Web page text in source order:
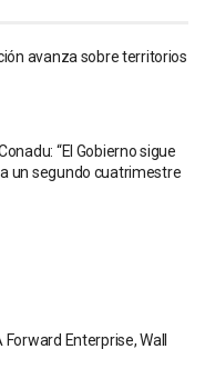
avanza sobre territorios
“El Gobierno sigue
un segundo cuatrimestre
Enterprise, Wall